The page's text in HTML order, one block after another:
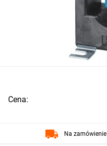
Cena:
Na